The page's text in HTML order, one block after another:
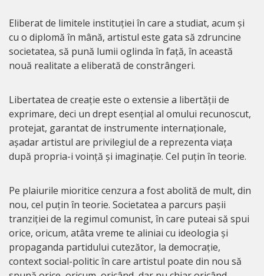
Eliberat de limitele instituției în care a studiat, acum și
cu o diplomă în mână, artistul este gata să zdruncine
societatea, să pună lumii oglinda în față, în această
nouă realitate a eliberată de constrângeri.
Libertatea de creație este o extensie a libertății de
exprimare, deci un drept esențial al omului recunoscut,
protejat, garantat de instrumente internaționale,
așadar artistul are privilegiul de a reprezenta viața
după propria-i voință și imaginație. Cel puțin în teorie.
Pe plaiurile mioritice cenzura a fost abolită de mult, din
nou, cel puțin în teorie. Societatea a parcurs pașii
tranziției de la regimul comunist, în care puteai să spui
orice, oricum, atâta vreme te aliniai cu ideologia și
propaganda partidului cutezător, la democrație,
context social-politic în care artistul poate din nou să